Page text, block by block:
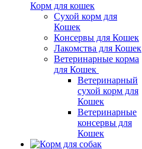
Корм для кошек
Сухой корм для
Кошек
Консервы для Кошек
Лакомства для Кошек
Ветеринарные корма
для Кошек
Ветеринарный
сухой корм для
Кошек
Ветеринарные
консервы для
Кошек